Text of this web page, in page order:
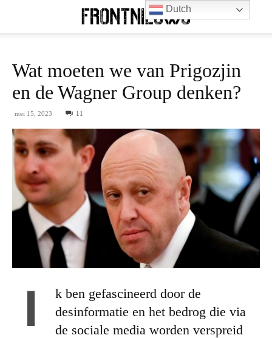
Wat moeten we van Prigozjin
en de Wagner Group denken?
mei 15, 2023 11
I
k ben gefascineerd door de
desinformatie en het bedrog die via
de sociale media worden verspreid
Dutch